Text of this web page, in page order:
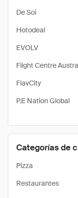
De Soi
Hotodeal
EVOLV
Flight Centre
FlavCity
P.E Nation Global
Categorías de
Pizza
Restaurantes